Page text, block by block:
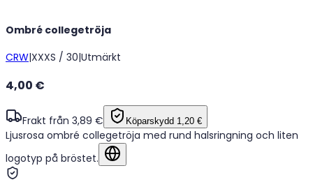
Ombré collegetröja
CRW|XXXS / 30|Utmärkt
Ljusrosa ombré collegetröja med rund halsringning och liten
logotyp på bröstet.
4,00 €
Frakt från 3,89 € Köparskydd 1,20 €